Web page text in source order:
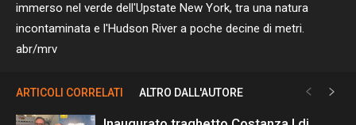
immerso nel verde dell'Upstate New York, tra una natura
incontaminata e l'Hudson River a poche decine di metri.
abr/mrv
ARTICOLI CORRELATI ALTRO DALL'AUTORE